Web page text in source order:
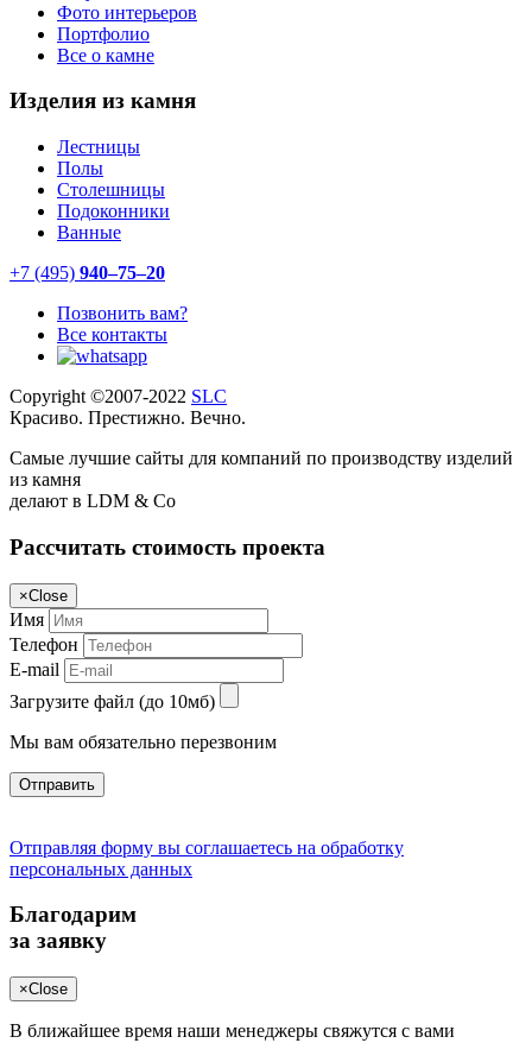
Фото интерьеров
Портфолио
Все о камне
Изделия из камня
Лестницы
Полы
Столешницы
Подоконники
Ванные
+7 (495) 940–75–20
Позвонить вам?
Все контакты
Copyright ©2007-2022 SLC
Красиво. Престижно. Вечно.
Самые лучшие сайты для компаний по производству изделий
из камня
делают в LDM & Co
Рассчитать стоимость проекта
×Close
Имя
Телефон
E-mail
Загрузите файл (до 10мб)
Мы вам обязательно перезвоним
Отправить
Отправляя форму вы соглашаетесь на обработку
персональных данных
Благодарим
за заявку
×Close
В ближайшее время наши менеджеры свяжутся с вами